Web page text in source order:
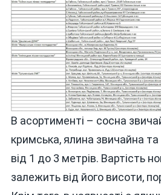
В асортименті – сосна
кримська, ялина звичайна
від 1 до 3 метрів. Вартість
залежить від його висоти,